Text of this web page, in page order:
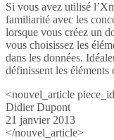
Si vous avez utilisé
familiarité avec les
lorsque vous créez un
vous choisissez les
dans les données.
définissent les éléments
<nouvel_article
Didier Dupont
21 janvier 2013
</nouvel_article>